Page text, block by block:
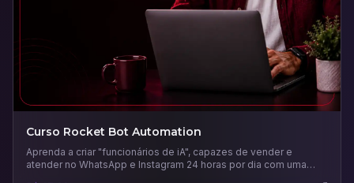
Curso Rocket Bot Automation
Aprenda a criar "funcionários de iA", capazes de vender e
atender no WhatsApp e Instagram 24 horas por dia com uma